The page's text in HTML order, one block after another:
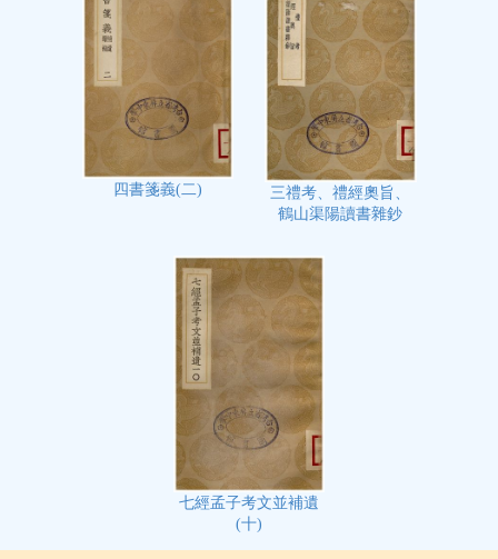
四書箋義(二)
三禮考、禮經奧旨、
鶴山渠陽讀書雜鈔
七經孟子考文並補遺
(十)